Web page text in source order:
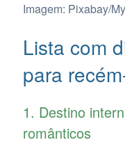
Imagem: Pixabay/
Lista com
para
1. Destino
românticos